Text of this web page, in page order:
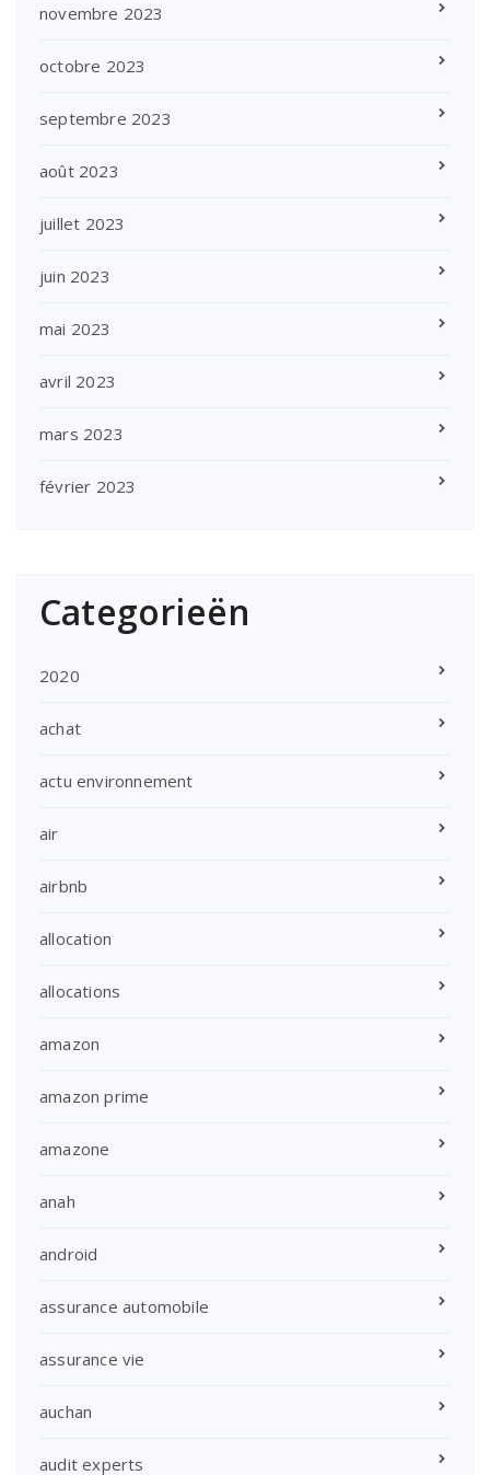
novembre 2023
octobre 2023
septembre 2023
août 2023
juillet 2023
juin 2023
mai 2023
avril 2023
mars 2023
février 2023
Categorieën
2020
achat
actu environnement
air
airbnb
allocation
allocations
amazon
amazon prime
amazone
anah
android
assurance automobile
assurance vie
auchan
audit experts